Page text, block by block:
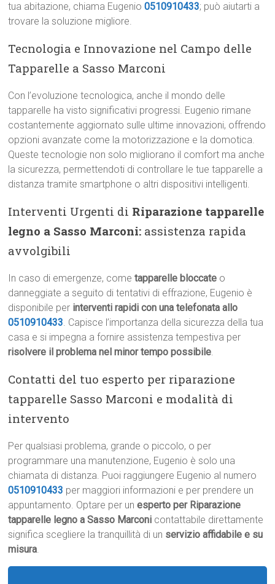
tua abitazione, chiama Eugenio0510910433; può aiutarti a
trovare la soluzione migliore.
Tecnologia e Innovazione nel Campo delle
Tapparelle a Sasso Marconi
Con l’evoluzione tecnologica, anche il mondo delle
tapparelle ha visto significativi progressi. Eugenio rimane
costantemente aggiornato sulle ultime innovazioni, offrendo
opzioni avanzate come la motorizzazione e la domotica.
Queste tecnologie non solo migliorano il comfort ma anche
la sicurezza, permettendoti di controllare le tue tapparelle a
distanza tramite smartphone o altri dispositivi intelligenti.
Interventi Urgenti di Riparazione tapparelle
legno a Sasso Marconi: assistenza rapida
avvolgibili
In caso di emergenze, cometapparelle bloccate o
danneggiate a seguito di tentativi di effrazione, Eugenio è
disponibile per interventi rapidi con una telefonata allo
0510910433. Capisce l’importanza della sicurezza della tua
casa e si impegna a fornire assistenza tempestiva per
risolvere il problema nel minor tempo possibile.
Contatti del tuo esperto per riparazione
tapparelle Sasso Marconi e modalità di
intervento
Per qualsiasi problema, grande o piccolo, o per
programmare una manutenzione, Eugenio è solo una
chiamata di distanza. Puoi raggiungere Eugenio al numero
0510910433 per maggiori informazioni e per prendere un
appuntamento. Optare per unesperto per Riparazione
tapparelle legno a Sasso Marconi contattabile direttamente
significa scegliere la tranquillità di un servizio affidabile e su
misura.